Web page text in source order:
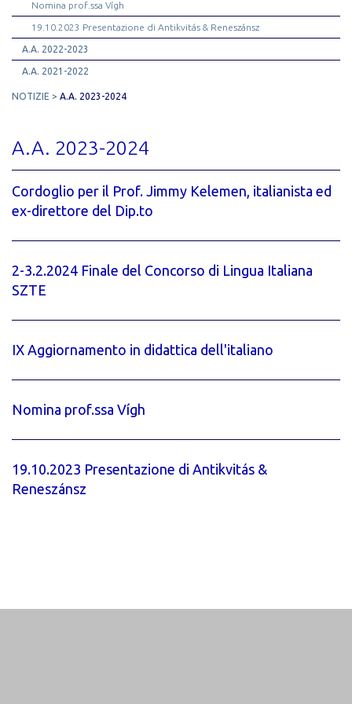
Nomina prof.ssa Vígh
19.10.2023 Presentazione di Antikvitás & Reneszánsz
A.A. 2022-2023
A.A. 2021-2022
NOTIZIE A.A. 2023-2024
A.A. 2023-2024
Cordoglio per il Prof. Jimmy Kelemen, italianista ed
ex-direttore del Dip.to
2-3.2.2024 Finale del Concorso di Lingua Italiana
SZTE
IX Aggiornamento in didattica dell'italiano
Nomina prof.ssa Vígh
19.10.2023 Presentazione di Antikvitás &
Reneszánsz